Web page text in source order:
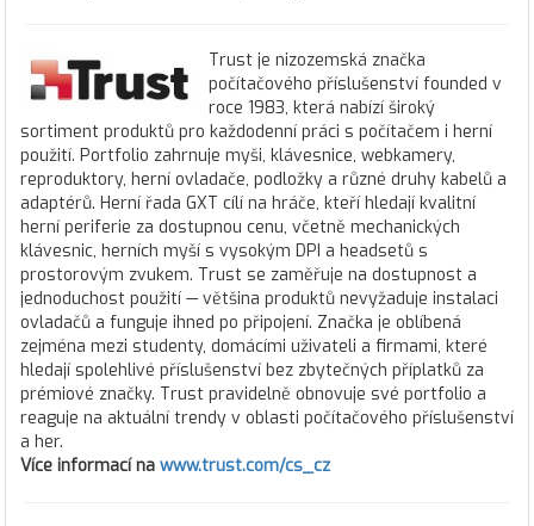
Trust je nizozemská značka
počítačového příslušenství founded v
roce 1983, která nabízí široký
sortiment produktů pro každodenní práci s počítačem i herní
použití. Portfolio zahrnuje myši, klávesnice, webkamery,
reproduktory, herní ovladače, podložky a různé druhy kabelů a
adaptérů. Herní řada GXT cílí na hráče, kteří hledají kvalitní
herní periferie za dostupnou cenu, včetně mechanických
klávesnic, herních myší s vysokým DPI a headsetů s
prostorovým zvukem. Trust se zaměřuje na dostupnost a
jednoduchost použití — většina produktů nevyžaduje instalaci
ovladačů a funguje ihned po připojení. Značka je oblíbená
zejména mezi studenty, domácími uživateli a firmami, které
hledají spolehlivé příslušenství bez zbytečných příplatků za
prémiové značky. Trust pravidelně obnovuje své portfolio a
reaguje na aktuální trendy v oblasti počítačového příslušenství
a her.
Více informací na www.trust.com/cs_cz